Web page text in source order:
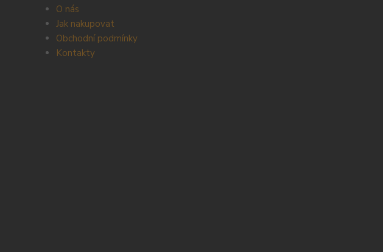
O nás
Jak nakupovat
Obchodní podmínky
Kontakty